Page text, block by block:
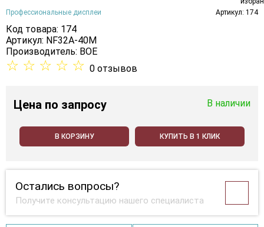
Профессиональные дисплеи Артикул: 174
Код товара: 174
Артикул: NF32A-40M
Производитель: BOE
☆ ☆ ☆ ☆ ☆ 0 отзывов
Цена по запросу В наличии
В КОРЗИНУ КУПИТЬ В 1 КЛИК
Остались вопросы?
Получите консультацию нашего специалиста